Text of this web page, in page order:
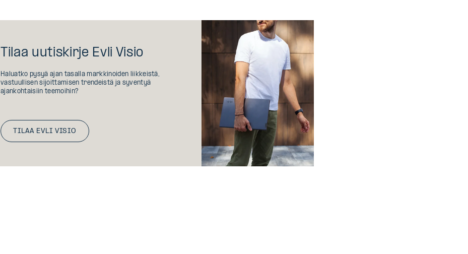
Tilaa uutiskirje Evli Visio
Haluatko pysyä ajan tasalla markkinoiden liikkeistä,
vastuullisen sijoittamisen trendeistä ja syventyä
ajankohtaisiin teemoihin?
TILAA EVLI VISIO